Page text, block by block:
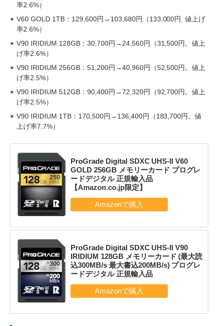
率2.6%）
V60 GOLD 1TB：129,600円→103,680円（133,000円. 値上げ
率2.6%）
V90 IRIDIUM 128GB：30,700円→24,560円（31,500円。値上
げ率2.6%）
V90 IRIDIUM 256GB：51,200円→40,960円（52,500円。値上
げ率2.5%）
V90 IRIDIUM 512GB：90,400円→72,320円（92,700円。値上
げ率2.5%）
V90 IRIDIUM 1TB：170,500円→136,400円（183,700円。値
上げ率7.7%）
ProGrade Digital SDXC UHS-II V60
GOLD 256GB メモリーカード プログレ
ードデジタル 正規輸入品
【Amazon.co.jp限定】
ProGrade Digital SDXC UHS-II V90
IRIDIUM 128GB メモリーカード (最大読
込300MB/s 最大書込200MB/s) プログレ
ードデジタル 正規輸入品